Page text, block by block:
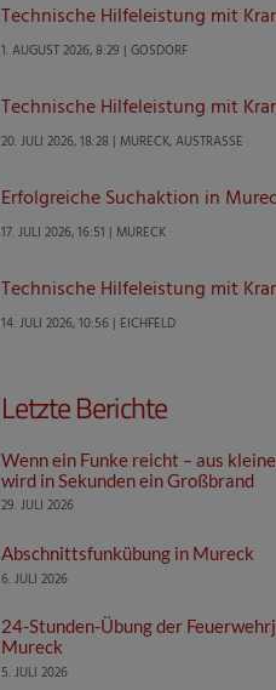
Technische Hilfeleistung mit
1. AUGUST 2026, 8:29 | GOSDORF
Technische Hilfeleistung mit
20. JULI 2026, 18:28 | MURECK, AUSTRASSE
Erfolgreiche Suchaktion in
17. JULI 2026, 16:51 | MURECK
Technische Hilfeleistung mit
14. JULI 2026, 10:56 | EICHFELD
Letzte Berichte
Wenn ein Funke reicht – aus
wird in Sekunden ein Großbrand
29. JULI 2026
Abschnittsfunkübung in Mureck
6. JULI 2026
24-Stunden-Übung der
Mureck
5. JULI 2026